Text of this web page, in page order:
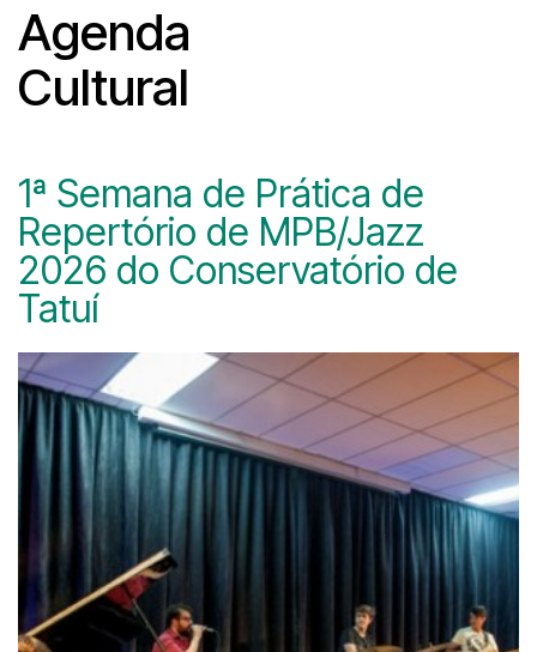
Agenda
Cultural
1ª Semana de Prática de
Repertório de MPB/Jazz
2026 do Conservatório de
Tatuí